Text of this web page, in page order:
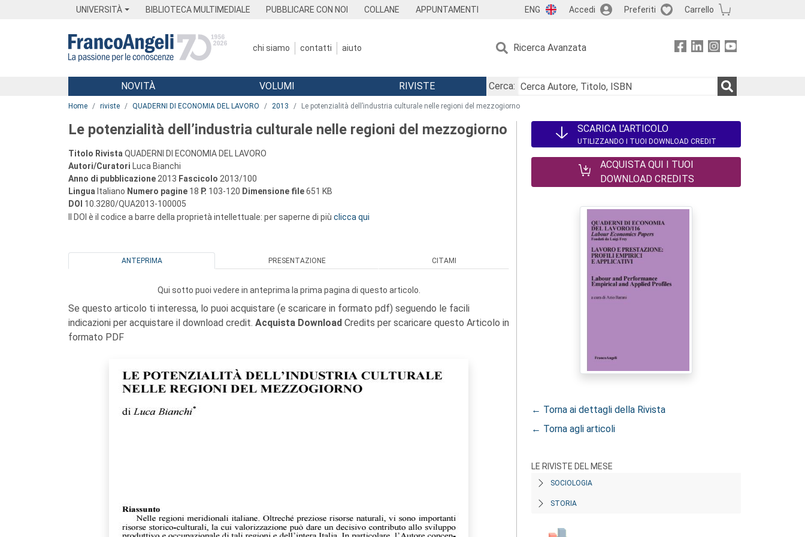
UNIVERSITÀ BIBLIOTECA MULTIMEDIALE PUBBLICARE CON NOI COLLANE APPUNTAMENTI ENG Accedi Preferiti Carrello
chi siamo contatti aiuto Ricerca Avanzata
Menu
NOVITÀ VOLUMI RIVISTE
Cerca:
Home riviste QUADERNI DI ECONOMIA DEL LAVORO 2013 Le potenzialità dell’industria culturale nelle regioni del mezzogiorno
Le potenzialità dell’industria culturale nelle regioni del mezzogiorno
Titolo Rivista QUADERNI DI ECONOMIA DEL LAVORO
Autori/Curatori Luca Bianchi
Anno di pubblicazione 2013 Fascicolo 2013/100
Lingua Italiano Numero pagine 18 P. 103-120 Dimensione file651 KB
DOI 10.3280/QUA2013-100005
Il DOI è il codice a barre della proprietà intellettuale: per saperne di più clicca qui
ANTEPRIMA PRESENTAZIONE CITAMI
Qui sotto puoi vedere in anteprima la prima pagina di questo articolo.
Se questo articolo ti interessa, lo puoi acquistare (e scaricare in formato pdf) seguendo le facili
indicazioni per acquistare il download credit. Acquista Download Credits per scaricare questo Articolo in
formato PDF
SCARICA L'ARTICOLO
UTILIZZANDO I TUOI DOWNLOAD CREDIT
ACQUISTA QUI I TUOI
DOWNLOAD CREDITS
← Torna ai dettagli della Rivista
← Torna agli articoli
LE RIVISTE DEL MESE
SOCIOLOGIA
STORIA